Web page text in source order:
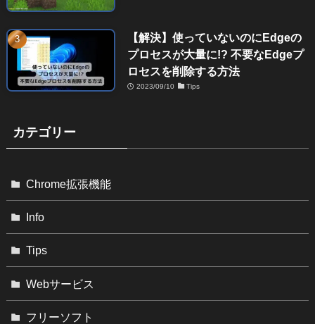
【解決】使っていないのにEdgeの
プロセスが大量に!? 不要なEdgeプ
ロセスを削除する方法
2023/09/10 Tips
カテゴリー
Chrome拡張機能
Info
Tips
Webサービス
フリーソフト